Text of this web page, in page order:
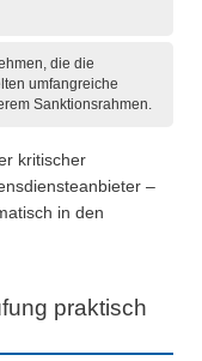
die die
umfangreiche
Sanktionsrahmen.
kritischer
–
in den
praktisch